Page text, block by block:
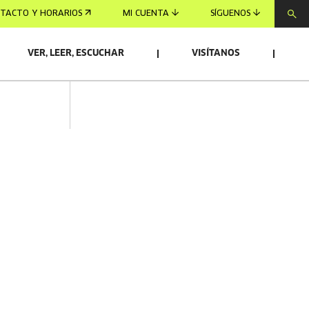
Y HORARIOS MI CUENTA SÍGUENOS
VER, LEER, ESCUCHAR VISÍTANOS